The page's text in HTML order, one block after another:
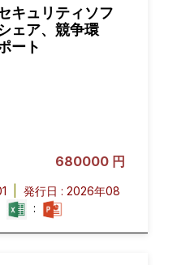
キュリティソフ
ェア、競争環
ート
680000 円
発行日 : 2026年08
: